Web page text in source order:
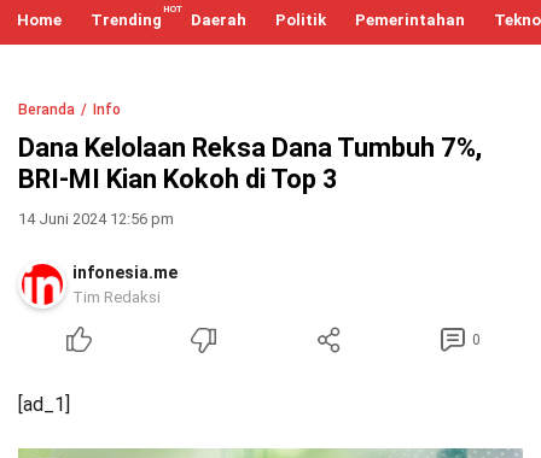
Home Trending Daerah Politik Pemerintahan Tekno
Beranda Info
Dana Kelolaan Reksa Dana Tumbuh 7%,
BRI-MI Kian Kokoh di Top 3
14 Juni 2024 12:56 pm
infonesia.me
Tim Redaksi
0
[ad_1]